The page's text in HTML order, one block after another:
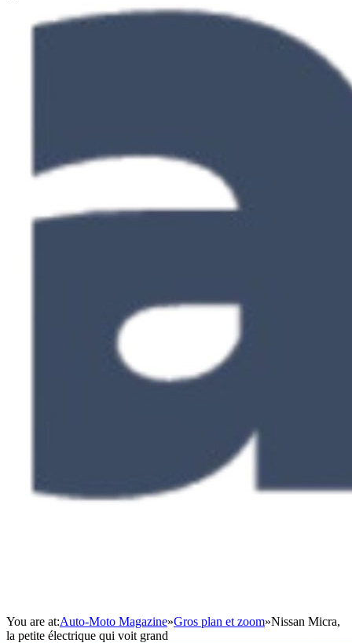
You are at:Auto-Moto Magazine»Gros plan et zoom»Nissan Micra,
la petite électrique qui voit grand